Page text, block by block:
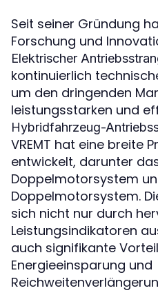
Seit seiner Gründung
Forschung und
Elektrischer
kontinuierlich
um den dringenden
leistungsstarken und
Hybridfahrzeug-
VREMT hat eine breite
entwickelt, darunter
Doppelmotorsystem
Doppelmotorsystem.
sich nicht nur durch
Leistungsindikatoren
auch signifikante
Energieeinsparung und